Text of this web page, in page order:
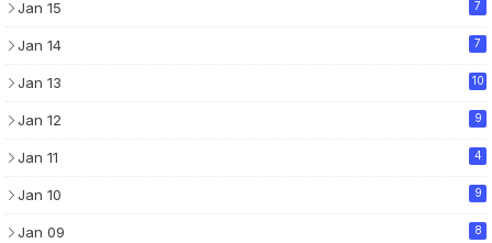
Jan 15 7
Jan 14 7
Jan 13 10
Jan 12 9
Jan 11 4
Jan 10 9
Jan 09 8